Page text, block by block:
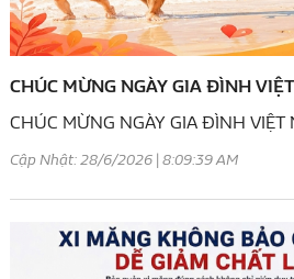
CHÚC MỪNG NGÀY GIA ĐÌNH
CHÚC MỪNG NGÀY GIA ĐÌNH VIỆT
Cập Nhật: 28/6/2026 | 8:09:39 AM